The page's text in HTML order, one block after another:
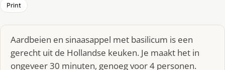
Print
Aardbeien en sinaasappel met basilicum is een
gerecht uit de Hollandse keuken. Je maakt het in
ongeveer 30 minuten, genoeg voor 4 personen.